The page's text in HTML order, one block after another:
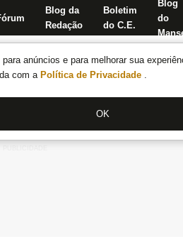
anúncios e para melhorar sua
com a Política de Privacidade .
OK
Blog da
Redação
Boletim
do C.E.
Blog
do